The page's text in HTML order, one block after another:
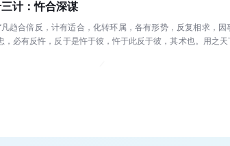
三计：忤合深谋
趋合倍反，计有适合，化转环属，各有形势，反复相求，
，必有反忤，反于是忤于彼，忤于此反于彼，其术也。用之